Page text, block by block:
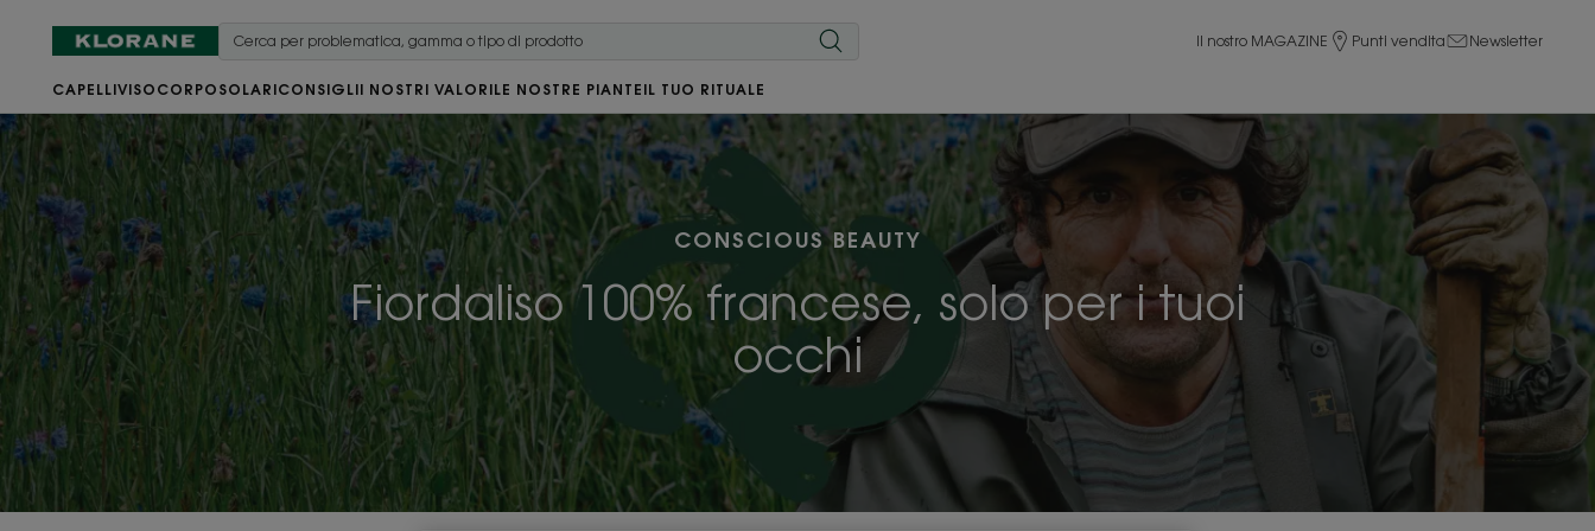
Il nostro MAGAZINE Punti vendita Newsletter
CAPELLIVISO CORPO SOLARICONSIGLII NOSTRI VALORILE NOSTRE PIANTE IL TUO RITUALE
CONSCIOUS BEAUTY
Fiordaliso 100% francese, solo per i tuoi
occhi